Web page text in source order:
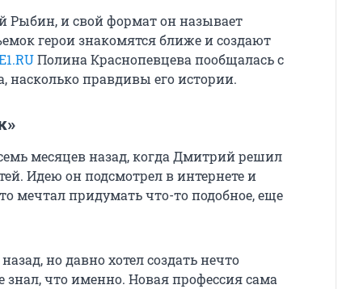
Рыбин, и свой формат он называет
герои знакомятся ближе и создают
Полина Краснопевцева пообщалась с
правдивы его истории.
месяцев назад, когда Дмитрий решил
Идею он подсмотрел в интернете и
мечтал придумать что-то подобное, еще
но давно хотел создать нечто
знал, что именно. Новая профессия сама